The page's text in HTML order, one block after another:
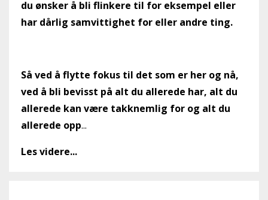
du ønsker å bli flinkere til for eksempel eller
har dårlig samvittighet for eller andre ting.
Så ved å flytte fokus til det som er her og nå,
ved å bli bevisst på alt du allerede har, alt du
allerede kan være takknemlig for og alt du
allerede opp...
Les videre...